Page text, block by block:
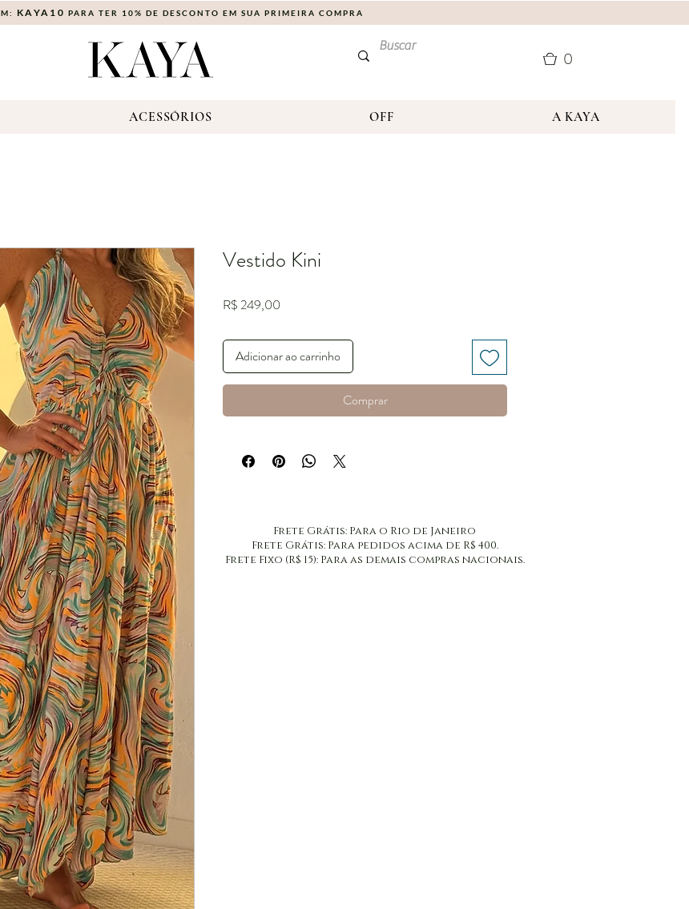
KAYA10 PARA TER 10% DE DESCONTO EM SUA PRIMEIRA COMPRA
0
ACESSÓRIOS OFF A KAYA
Vestido Kini
R$ 249,00
Adicionar ao carrinho
Comprar
​Frete Grátis: Para o Rio de Janeiro
​Frete Grátis: Para pedidos acima de R$ 400.
Frete Fixo (R$ 15): Para as demais compras nacionais.